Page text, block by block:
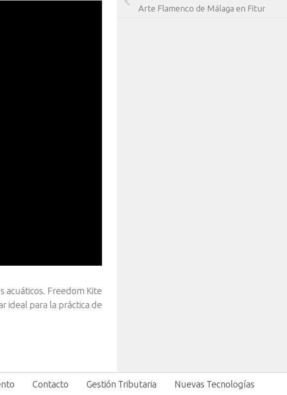
acuáticos. Freedom Kite
ideal para la práctica de
Arte Flamenco de Málaga en Fitur
Contacto Gestión Tributaria Nuevas Tecnologías